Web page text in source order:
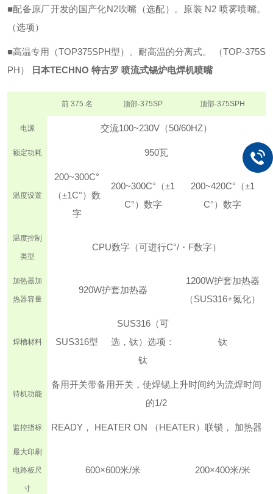
■配备原厂开发的国产化N2吹嘴（选配）。 原装 N2 喷雾喷嘴。
（选项）
■高温专用（TOP375SPH型）。 耐高温的分离式。 （TOP-375S
PH）
日本TECHNO 特古罗 喷流式锡炉电焊机喷嘴
前 375 名 顶部-375SP 顶部-375SPH
电源 交流100~230V（50/60HZ）
额定功耗 950瓦
温度设置
200~300C°
（±1C°） 数
字
200~300C°（±1
C°） 数字
200~420C°（±1
C°） 数字
温度控制
类型
CPU数字（可进行C°/・F数字）
加热器加
热器容量
920W护套加热器
1200W护套加热器
（SUS316+氮化）
焊槽材料 SUS316型
SUS316（可
选，钛） 选项：
钛
钛
待机功能
备用开关带备用开关，使焊锡上升时间约为流焊时间
的1/2
监控指标 READY， HEATER ON （HEATER） 联锁， 加热器
最大印刷
电路板尺
寸
600×600米/米 200×400米/米